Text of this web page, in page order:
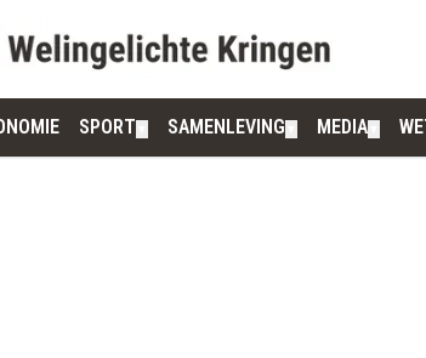
SPORT SAMENLEVING MEDIA